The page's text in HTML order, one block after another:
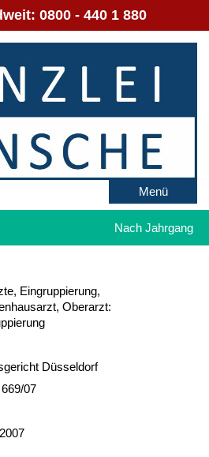
0800 - 440 1 880
Menü
Nach Jahrgang
Eingruppierung,
Oberarzt:
Düsseldorf
07